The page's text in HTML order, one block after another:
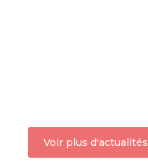
Voir plus d'actualités